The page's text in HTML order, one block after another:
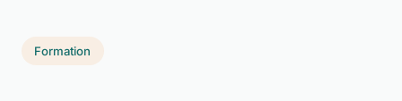
Formation